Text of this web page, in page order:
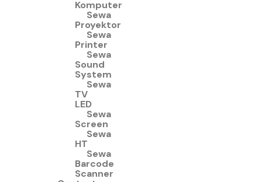
Komputer
Sewa
Proyektor
Sewa
Printer
Sewa
Sound
System
Sewa
TV
LED
Sewa
Screen
Sewa
HT
Sewa
Barcode
Scanner